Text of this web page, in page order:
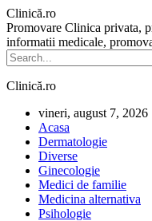
Clinică.ro
Promovare Clinica privata,
informatii medicale,
Clinică.ro
vineri, august 7, 2026
Acasa
Dermatologie
Diverse
Ginecologie
Medici de familie
Medicina alternativa
Psihologie